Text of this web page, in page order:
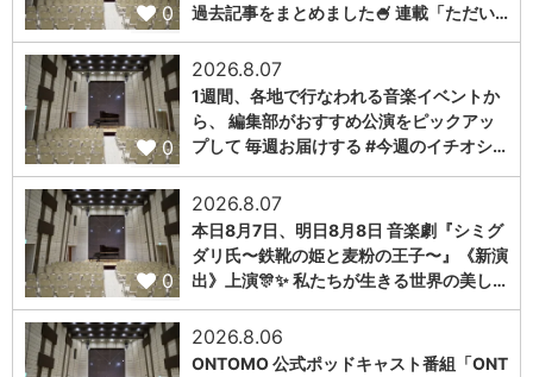
0
過去記事をまとめました🍧 連載「ただい…
0
2026.8.07
1週間、各地で行なわれる音楽イベントか
ら、 編集部がおすすめ公演をピックアッ
プして 毎週お届けする #今週のイチオシ…
0
2026.8.07
本日8月7日、明日8月8日 音楽劇『シミグ
ダリ氏〜鉄靴の姫と麦粉の王子〜』《新演
出》上演🎊✨ 私たちが生きる世界の美し…
2026.8.06
ONTOMO 公式ポッドキャスト番組「ONT